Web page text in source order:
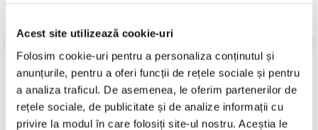
Acest site utilizează cookie-uri
Folosim cookie-uri pentru a personaliza conținutul și
anunțurile, pentru a oferi funcții de rețele sociale și pentru
a analiza traficul. De asemenea, le oferim partenerilor de
rețele sociale, de publicitate și de analize informații cu
privire la modul în care folosiți site-ul nostru. Aceștia le
Stil:Europop
Stare Disc:Near Mint (NM or M-)
Stare Coperta:
Near Mint (NM or M-)
Informatii conformitate produs
Review-uri